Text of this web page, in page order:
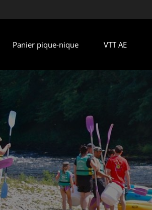
Panier pique-nique VTT AE